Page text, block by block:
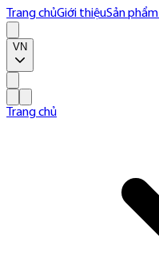
Trang chủGiới thiệuSản phẩm
VN
Trang chủ